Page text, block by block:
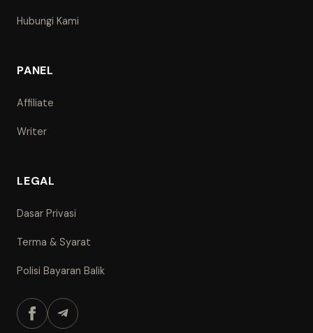
Hubungi Kami
PANEL
Affiliate
Writer
LEGAL
Dasar Privasi
Terma & Syarat
Polisi Bayaran Balik